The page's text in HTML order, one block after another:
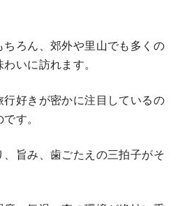
ろん、郊外や里山でも多くの
いに訪れます。
好きが密かに注目しているの
す。
旨み、歯ごたえの三拍子がそ